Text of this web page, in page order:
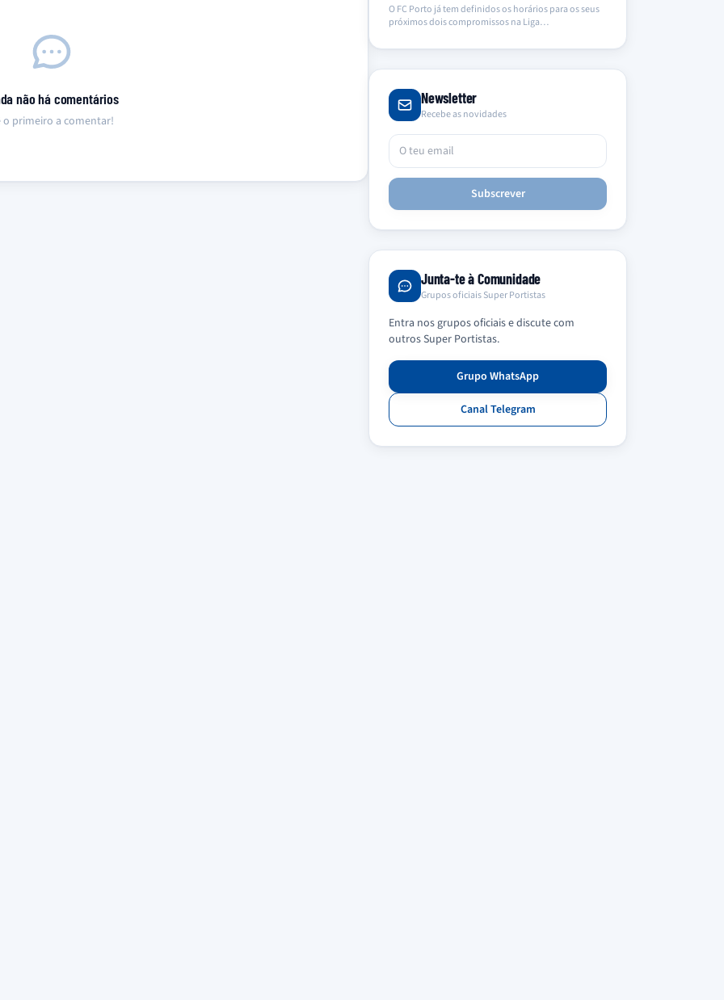
não há comentários
o primeiro a comentar!
O FC Porto já tem definidos os horários para os seus
próximos dois compromissos na Liga…
Newsletter
Recebe as novidades
Subscrever
Junta-te à Comunidade
Grupos oficiais Super Portistas
Entra nos grupos oficiais e discute com
outros Super Portistas.
Grupo WhatsApp
Canal Telegram